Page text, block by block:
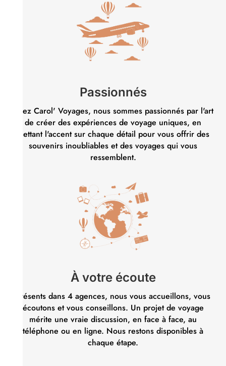
Passionnés
Chez Carol' Voyages, nous sommes passionnés par l'art
de créer des expériences de voyage uniques, en
mettant l'accent sur chaque détail pour vous offrir des
souvenirs inoubliables et des voyages qui vous
ressemblent.
À votre écoute
Présents dans 4 agences, nous vous accueillons, vous
écoutons et vous conseillons. Un projet de voyage
mérite une vraie discussion, en face à face, au
téléphone ou en ligne. Nous restons disponibles à
chaque étape.